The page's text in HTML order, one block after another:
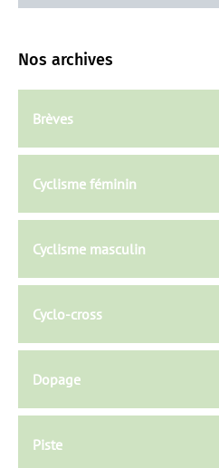
Nos archives
Brèves
Cyclisme féminin
Cyclisme masculin
Cyclo-cross
Dopage
Piste